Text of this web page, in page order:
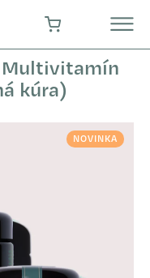
NÁKUPNÝ KOŠÍK
Multivitamín
kúra)
NOVINKA